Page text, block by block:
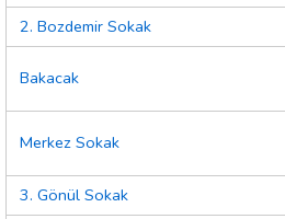
2. Bozdemir Sokak
Bakacak
Merkez Sokak
3. Gönül Sokak